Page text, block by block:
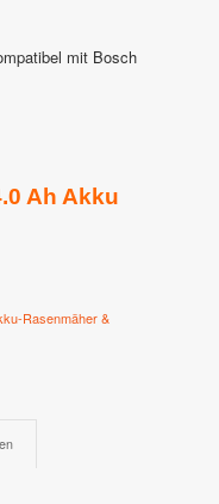
mit Bosch
Ah Akku
Rasenmäher &